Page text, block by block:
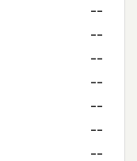
--
--
--
--
--
--
--